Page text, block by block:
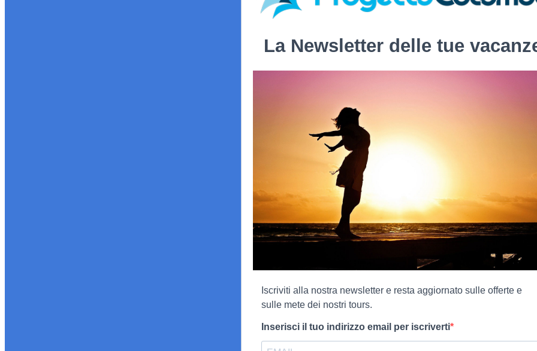
La Newsletter delle tue
Iscriviti alla nostra newsletter e resta aggiornato sulle offerte e
sulle mete dei nostri tours.
Inserisci il tuo indirizzo email per iscriverti